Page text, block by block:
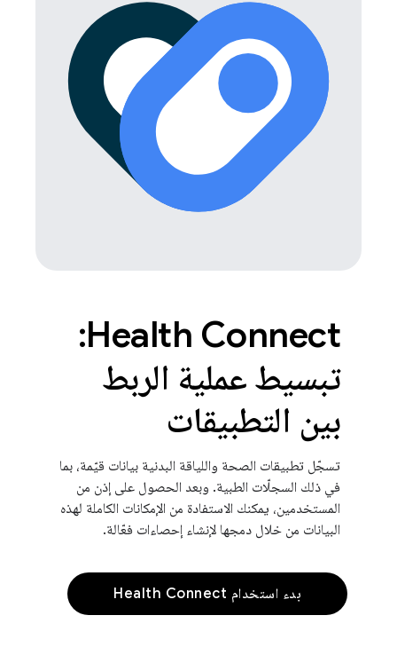
Health Connect:
تبسيط عملية الربط
بين التطبيقات
تسجّل تطبيقات الصحة واللياقة البدنية بيانات قيّمة، بما
في ذلك السجلّات الطبية. وبعد الحصول على إذن من
المستخدمين، يمكنك الاستفادة من الإمكانات الكاملة لهذه
البيانات من خلال دمجها لإنشاء إحصاءات فعّالة.
بدء استخدام Health Connect